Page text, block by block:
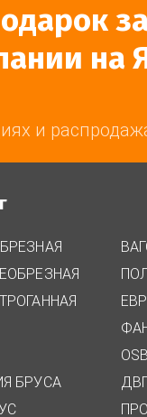
на
и
БРУСА